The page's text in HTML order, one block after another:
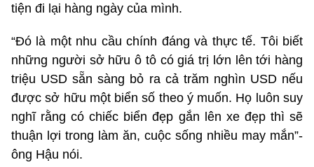
tiện đi lại hàng ngày của mình.
“Đó là một nhu cầu chính đáng và thực tế. Tôi biết
những người sở hữu ô tô có giá trị lớn lên tới hàng
triệu USD sẵn sàng bỏ ra cả trăm nghìn USD nếu
được sở hữu một biển số theo ý muốn. Họ luôn suy
nghĩ rằng có chiếc biển đẹp gắn lên xe đẹp thì sẽ
thuận lợi trong làm ăn, cuộc sống nhiều may mắn”-
ông Hậu nói.